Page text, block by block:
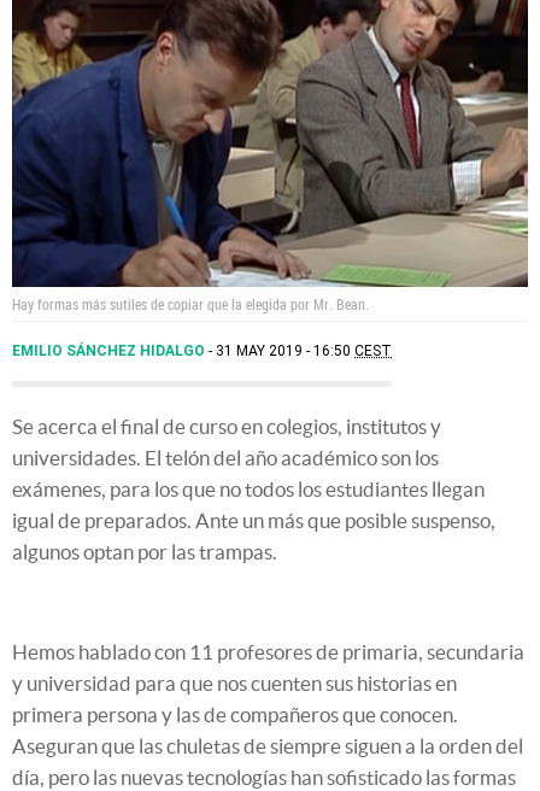
Hay formas más sutiles de copiar que la elegida por Mr. Bean.
EMILIO SÁNCHEZ HIDALGO 31 MAY 2019 - 16:50 CEST
Se acerca el final de curso en colegios, institutos y
universidades. El telón del año académico son los
exámenes, para los que no todos los estudiantes llegan
igual de preparados. Ante un más que posible suspenso,
algunos optan por las trampas.
Hemos hablado con 11 profesores de primaria, secundaria
y universidad para que nos cuenten sus historias en
primera persona y las de compañeros que conocen.
Aseguran que las chuletas de siempre siguen a la orden del
día, pero las nuevas tecnologías han sofisticado las formas